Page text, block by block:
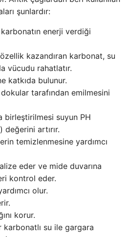
şunlardır:
karbonatın enerji verdiği
kazandıran karbonat, su
vücudu rahatlatır.
katkıda bulunur.
tarafından emilmesini
birleştirilmesi suyun PH
değerini artırır.
temizlenmesine yardımcı
eder ve mide duvarına
kontrol eder.
olur.
korur.
karbonatlı su ile gargara